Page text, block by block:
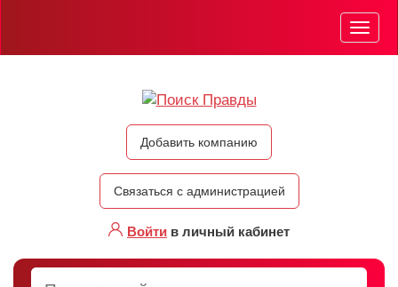
Добавить компанию
Связаться с администрацией
Войти в личный кабинет
Меню